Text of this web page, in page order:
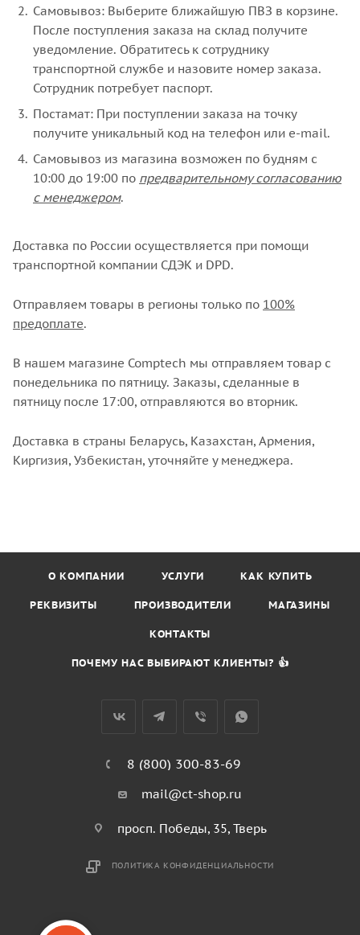
Самовывоз: Выберите ближайшую ПВЗ в корзине.
После поступления заказа на склад получите
уведомление. Обратитесь к сотруднику
транспортной службе и назовите номер заказа.
Сотрудник потребует паспорт.
Постамат: При поступлении заказа на точку
получите уникальный код на телефон или e-mail.
Самовывоз из магазина возможен по будням с
10:00 до 19:00 по предварительному согласованию
с менеджером.
Доставка по России осуществляется при помощи
транспортной компании СДЭК и DPD.
Отправляем товары в регионы только по 100%
предоплате.
В нашем магазине Comptech мы отправляем товар с
понедельника по пятницу. Заказы, сделанные в
пятницу после 17:00, отправляются во вторник.
Доставка в страны Беларусь, Казахстан, Армения,
Киргизия, Узбекистан, уточняйте у менеджера.
О КОМПАНИИ УСЛУГИ КАК КУПИТЬ
РЕКВИЗИТЫ ПРОИЗВОДИТЕЛИ МАГАЗИНЫ
КОНТАКТЫ
ПОЧЕМУ НАС ВЫБИРАЮТ КЛИЕНТЫ? 👍
8 (800) 300-83-69
mail@ct-shop.ru
просп. Победы, 35, Тверь
ПОЛИТИКА КОНФИДЕНЦИАЛЬНОСТИ